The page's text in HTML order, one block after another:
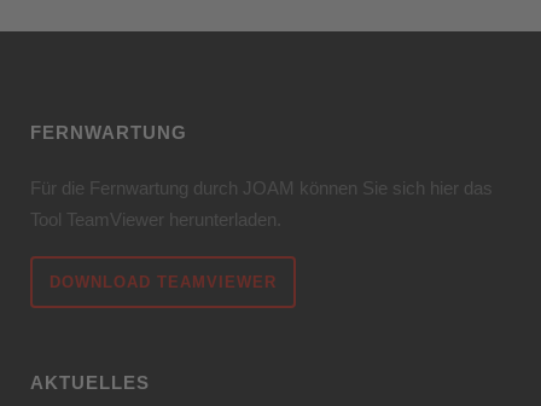
FERNWARTUNG
Für die Fernwartung durch JOAM können Sie sich hier das
Tool TeamViewer herunterladen.
DOWNLOAD TEAMVIEWER
AKTUELLES